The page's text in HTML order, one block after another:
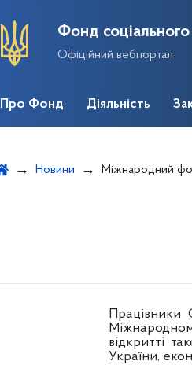
Фонд соціального
Офіційний вебпортал
Про Фонд Діяльність
Новини Міжнародний
Працівники
відкритті
України,